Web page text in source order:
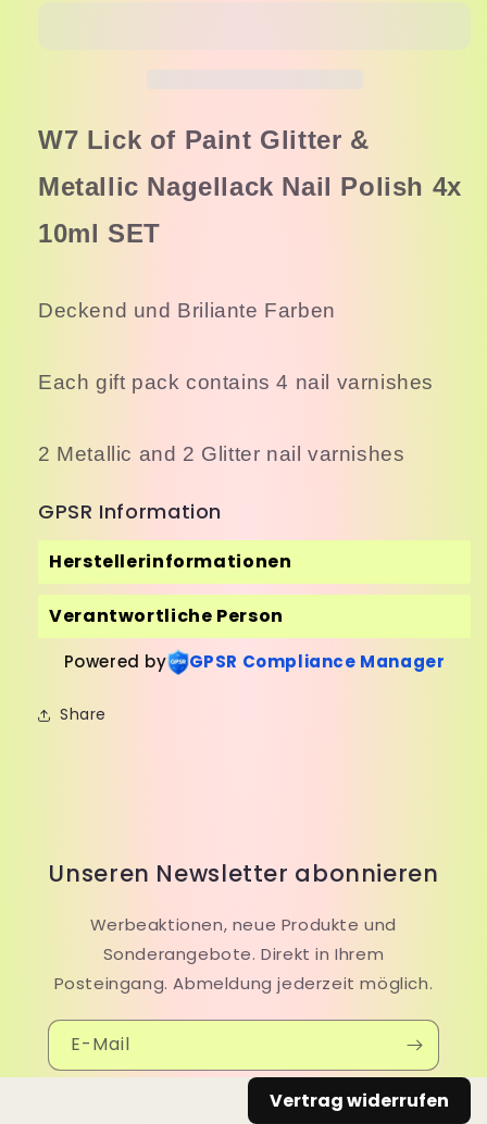
Nagellack
Polish
10ml
Nagellack
Polish
W7 Lick of Paint Glitter &
Metallic Nagellack Nail Polish 4x
10ml SET
Deckend und Briliante Farben
Each gift pack contains 4 nail varnishes
2 Metallic and 2 Glitter nail varnishes
GPSR Information
Herstellerinformationen
Verantwortliche Person
Powered by GPSR Compliance Manager
Share
Unseren Newsletter abonnieren
Werbeaktionen, neue Produkte und
Sonderangebote. Direkt in Ihrem
Posteingang. Abmeldung jederzeit möglich.
E-Mail
Vertrag widerrufen